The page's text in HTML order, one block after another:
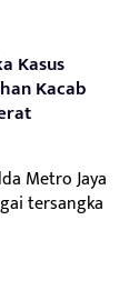
Kasus
Kacab
Metro Jaya
tersangka